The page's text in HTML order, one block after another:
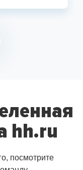
hh.ru
посмотрите